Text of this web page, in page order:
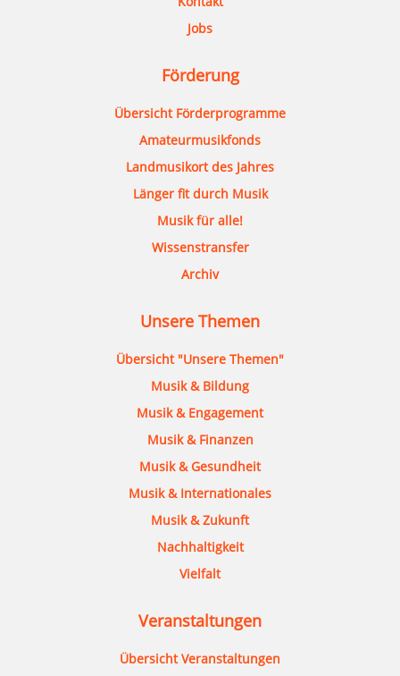
Jobs
Förderung
Übersicht Förderprogramme
Amateurmusikfonds
Landmusikort des Jahres
Länger fit durch Musik
Musik für alle!
Wissenstransfer
Archiv
Unsere Themen
Übersicht "Unsere Themen"
Musik & Bildung
Musik & Engagement
Musik & Finanzen
Musik & Gesundheit
Musik & Internationales
Musik & Zukunft
Nachhaltigkeit
Vielfalt
Veranstaltungen
Übersicht Veranstaltungen